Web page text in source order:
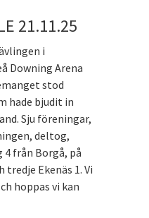
21.11.25
i
Downing Arena
stod
hade bjudit in
Sju föreningar,
deltog,
från Borgå, på
tredje Ekenäs 1. Vi
hoppas vi kan